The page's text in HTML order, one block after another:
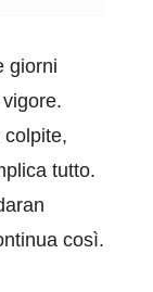
giorni
tutto.
così.